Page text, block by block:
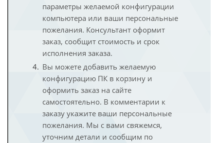
параметры желаемой конфигурации
компьютера или ваши персональные
пожелания. Консультант оформит
заказ, сообщит стоимость и срок
исполнения заказа.
Вы можете добавить желаемую
конфигурацию ПК в корзину и
оформить заказ на сайте
самостоятельно. В комментарии к
заказу укажите ваши персональные
пожелания. Мы с вами свяжемся,
уточним детали и сообщим по